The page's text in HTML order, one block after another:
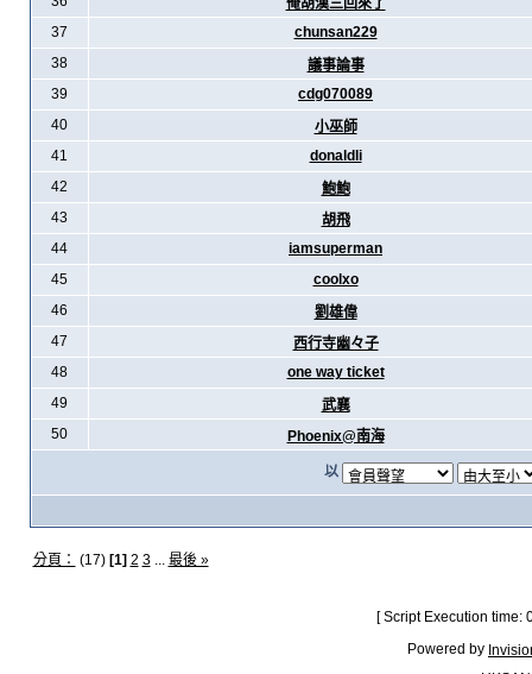
俺胡漢三回來了
37
chunsan229
38
議事論事
39
cdg070089
40
小巫師
41
donaldli
42
鮑鮑
43
胡飛
44
iamsuperman
45
coolxo
46
劉雄偉
47
西行寺幽々子
48
one way ticket
49
武襄
50
Phoenix@南海
以
分頁： (17) [1] 2 3... 最後 »
[ Script Execution
Powered by